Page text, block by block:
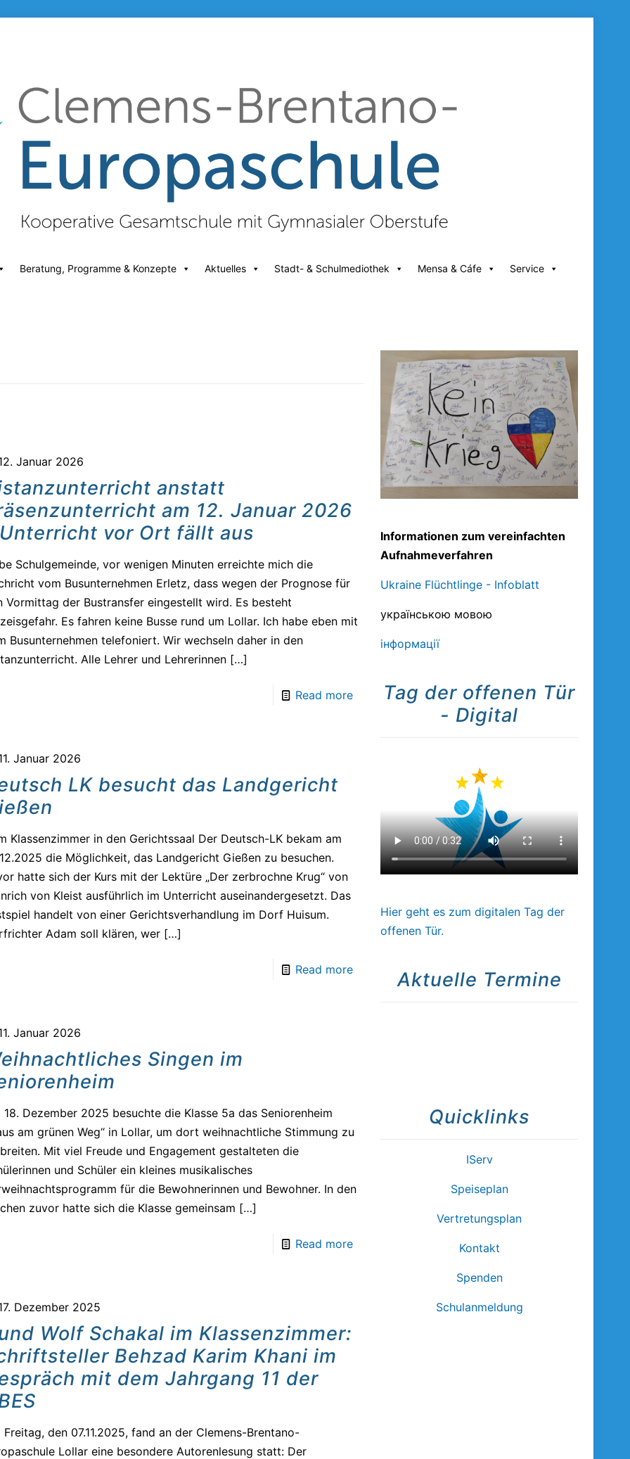
Beratung, Programme & Konzepte Aktuelles Stadt- & Schulmediothek Mensa & Cáfe Service
Januar 2026
anstatt
am 12. Januar 2026
vor Ort fällt aus
Schulgemeinde, vor wenigen Minuten erreichte mich die
vom Busunternehmen Erletz, dass wegen der Prognose für
Vormittag der Bustransfer eingestellt wird. Es besteht
Es fahren keine Busse rund um Lollar. Ich habe eben mit
Busunternehmen telefoniert. Wir wechseln daher in den
Alle Lehrer und Lehrerinnen[…]
Read more
Januar 2026
LK besucht das Landgericht
Klassenzimmer in den Gerichtssaal Der Deutsch-LK bekam am
die Möglichkeit, das Landgericht Gießen zu besuchen.
hatte sich der Kurs mit der Lektüre „Der zerbrochne Krug“ von
von Kleist ausführlich im Unterricht auseinandergesetzt. Das
handelt von einer Gerichtsverhandlung im Dorf Huisum.
Adam soll klären, wer[…]
Read more
Januar 2026
Singen im
18. Dezember 2025 besuchte die Klasse 5a das Seniorenheim
am grünen Weg“ in Lollar, um dort weihnachtliche Stimmung zu
Mit viel Freude und Engagement gestalteten die
und Schüler ein kleines musikalisches
für die Bewohnerinnen und Bewohner. In den
zuvor hatte sich die Klasse gemeinsam […]
Read more
Dezember 2025
Wolf Schakal im Klassenzimmer:
Behzad Karim Khani im
mit dem Jahrgang 11 der
Freitag, den 07.11.2025, fand an der Clemens-Brentano-
Lollar eine besondere Autorenlesung statt: Der
Informationen zum vereinfachten
Aufnahmeverfahren
Ukraine Flüchtlinge - Infoblatt
українською мовою
інформації
Tag der offenen Tür
- Digital
Hier geht es zum digitalen Tag der
offenen Tür.
Aktuelle Termine
Quicklinks
IServ
Speiseplan
Vertretungsplan
Kontakt
Spenden
Schulanmeldung